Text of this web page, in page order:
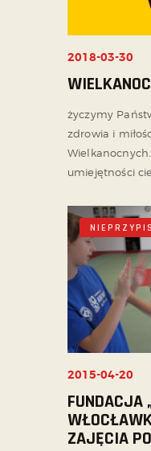
2018-03-30
życzymy
zdrowia i
umiejętności
2015-04-20
FUNDACJA
ZAJĘCIA